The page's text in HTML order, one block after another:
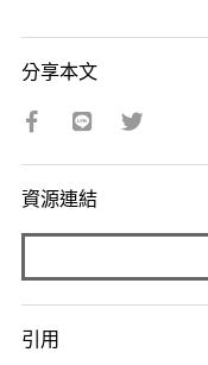
分享本文
資源連結
引用